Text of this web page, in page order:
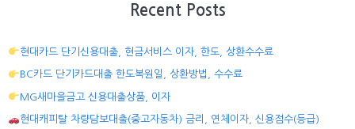
Recent Posts
현대카드 단기신용대출, 현금서비스 이자, 한도, 상환수수료
BC카드 단기카드대출 한도복원일, 상환방법, 수수료
MG새마을금고 신용대출상품, 이자
현대캐피탈 차량담보대출(중고자동차) 금리, 연체이자, 신용점수(등급)